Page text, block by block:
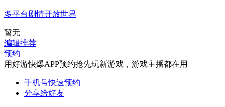
多平台剧情开放世界
暂无
编辑推荐
预约
用好游快爆APP预约抢先玩新游戏，游戏主播都在用
手机号快速预约
分享给好友